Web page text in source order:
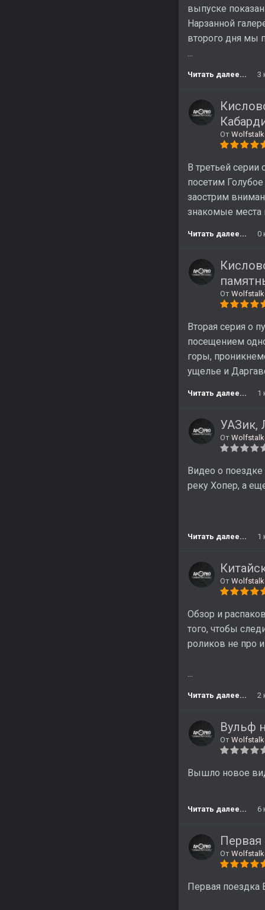
выпуске
Нарзанной
второго дня мы
...
Читать далее... 3
От
В третьей
посетим
заострим
знакомые места
Читать далее... 0
От
Вторая серия о
посещением
горы,
ущелье и
Читать далее... 1
УАЗик,
От
Видео о
реку Хопер, а
Читать далее... 1
От
Обзор и
того, чтобы
роликов не про
...
Читать далее... 2
Вульф
От
Вышло новое
Читать далее... 6
Первая
От
Первая поездка